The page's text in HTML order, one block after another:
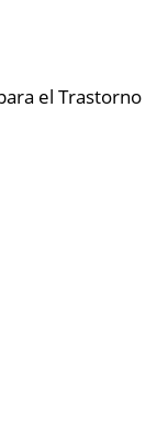
el Trastorno